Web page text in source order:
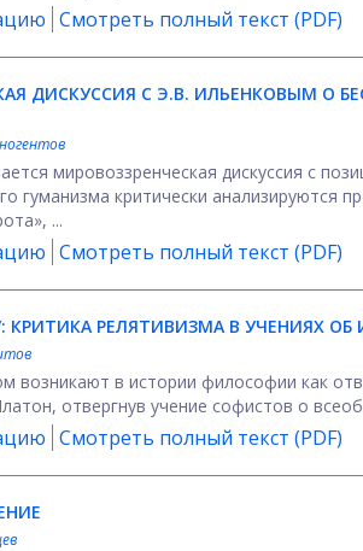
Смотреть полный текст (PDF)
ДИСКУССИЯ С Э.В. ИЛЬЕНКОВЫМ О
мировоззренческая дискуссия с
гуманизма критически анализируются
...
Смотреть полный текст (PDF)
КРИТИКА РЕЛЯТИВИЗМА В УЧЕНИЯХ
возникают в истории философии как
отвергнув учение софистов о
Смотреть полный текст (PDF)